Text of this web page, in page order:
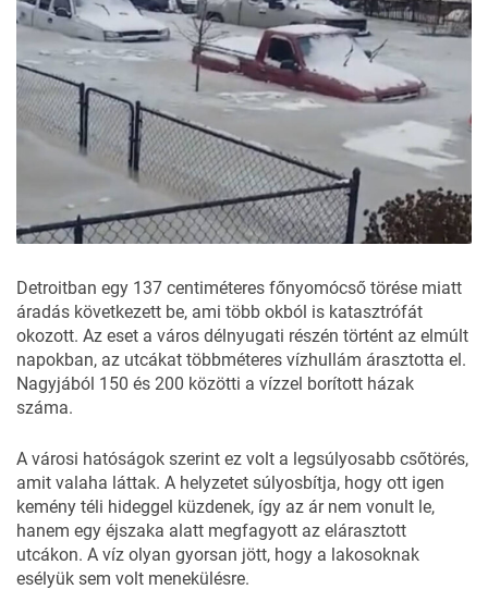
Detroitban egy 137 centiméteres főnyomócső törése miatt
áradás következett be, ami több okból is katasztrófát
okozott. Az eset a város délnyugati részén történt az elmúlt
napokban, az utcákat többméteres vízhullám árasztotta el.
Nagyjából 150 és 200 közötti a vízzel borított házak
száma.
A városi hatóságok szerint ez volt a legsúlyosabb csőtörés,
amit valaha láttak. A helyzetet súlyosbítja, hogy ott igen
kemény téli hideggel küzdenek, így az ár nem vonult le,
hanem egy éjszaka alatt megfagyott az elárasztott
utcákon. A víz olyan gyorsan jött, hogy a lakosoknak
esélyük sem volt menekülésre.